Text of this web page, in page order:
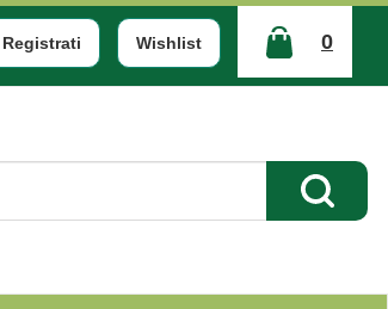
Registrati Wishlist 0
ARTICOLI
INSERITI
Cerca